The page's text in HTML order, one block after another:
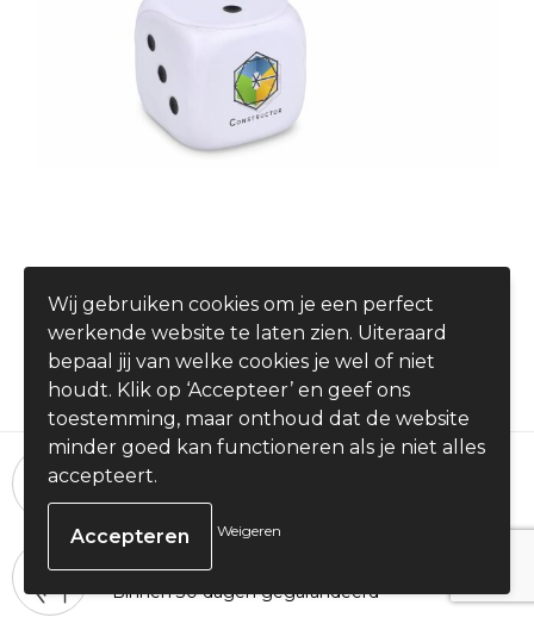
Anti-stress dobbelsteen
vanaf € 0,89
24 uur per dag, 7 dagen per week
Bestellingen plaatsen
100% Tevredenheid
Binnen 30 dagen gegarandeerd
Wij gebruiken cookies om je een perfect
werkende website te laten zien. Uiteraard
bepaal jij van welke cookies je wel of niet
houdt. Klik op ‘Accepteer’ en geef ons
toestemming, maar onthoud dat de website
minder goed kan functioneren als je niet alles
accepteert.
Weigeren